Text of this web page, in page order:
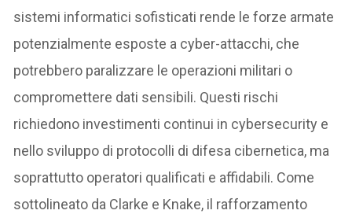
sistemi informatici sofisticati rende le forze armate
potenzialmente esposte a cyber-attacchi, che
potrebbero paralizzare le operazioni militari o
compromettere dati sensibili. Questi rischi
richiedono investimenti continui in cybersecurity e
nello sviluppo di protocolli di difesa cibernetica, ma
soprattutto operatori qualificati e affidabili. Come
sottolineato da Clarke e Knake, il rafforzamento